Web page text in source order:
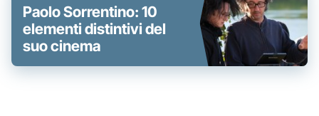
Paolo Sorrentino: 10
elementi distintivi del
suo cinema